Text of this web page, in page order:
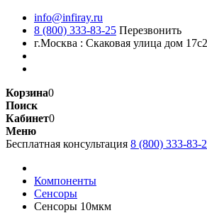
info@infiray.ru
8 (800) 333-83-25 Перезвонить
г.Москва : Скаковая улица дом 17с2
Корзина0
Поиск
Кабинет0
Меню
Бесплатная консультация 8 (800) 333-83-
Компоненты
Сенсоры
Сенсоры 10мкм